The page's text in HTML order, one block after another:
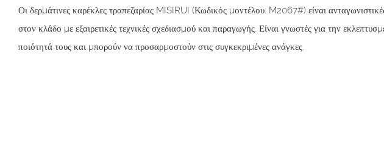
Οι δερμάτινες καρέκλες τραπεζαρίας MISIRUI (Κωδικός μοντέλου: M2067#) είναι
στον κλάδο με εξαιρετικές τεχνικές σχεδιασμού και παραγωγής. Είναι γνωστές για την
ποιότητά τους και μπορούν να προσαρμοστούν στις συγκεκριμένες ανάγκες.